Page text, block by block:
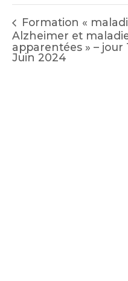
Formation «
Alzheimer et
apparentées » – jour
Juin 2024